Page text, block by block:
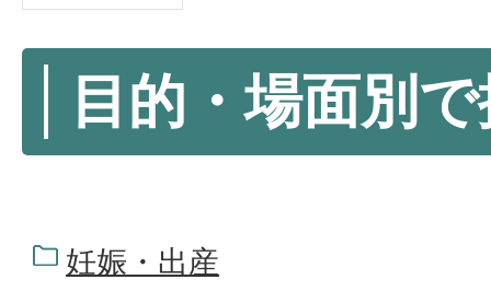
目的・場面別
妊娠・出産